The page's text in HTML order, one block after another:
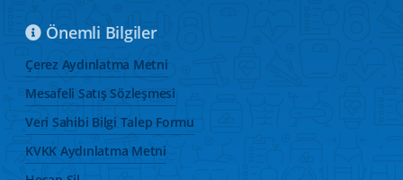
Önemli Bilgiler
Çerez Aydınlatma Metni
Mesafeli Satış Sözleşmesi
Veri Sahibi Bilgi Talep Formu
KVKK Aydınlatma Metni